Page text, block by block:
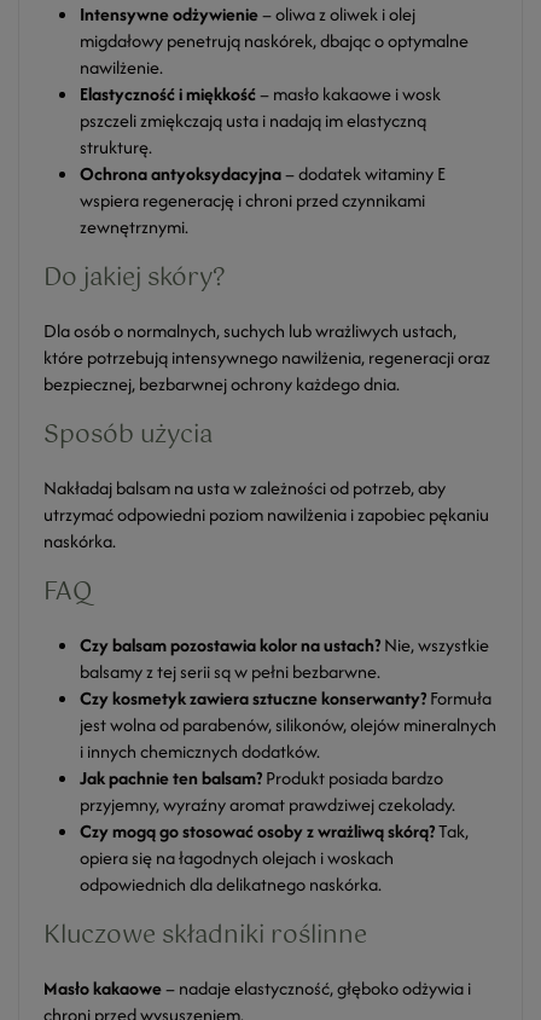
Intensywne odżywienie– oliwa z oliwek i olej
migdałowy penetrują naskórek, dbając o optymalne
nawilżenie.
Elastyczność i miękkość– masło kakaowe i wosk
pszczeli zmiękczają usta i nadają im elastyczną
strukturę.
Ochrona antyoksydacyjna– dodatek witaminy E
wspiera regenerację i chroni przed czynnikami
zewnętrznymi.
Do jakiej skóry?
Dla osób o normalnych, suchych lub wrażliwych ustach,
które potrzebują intensywnego nawilżenia, regeneracji oraz
bezpiecznej, bezbarwnej ochrony każdego dnia.
Sposób użycia
Nakładaj balsam na usta w zależności od potrzeb, aby
utrzymać odpowiedni poziom nawilżenia i zapobiec pękaniu
naskórka.
FAQ
Czy balsam pozostawia kolor na ustach?Nie, wszystkie
balsamy z tej serii są w pełni bezbarwne.
Czy kosmetyk zawiera sztuczne konserwanty?Formuła
jest wolna od parabenów, silikonów, olejów mineralnych
i innych chemicznych dodatków.
Jak pachnie ten balsam?Produkt posiada bardzo
przyjemny, wyraźny aromat prawdziwej czekolady.
Czy mogą go stosować osoby z wrażliwą skórą?Tak,
opiera się na łagodnych olejach i woskach
odpowiednich dla delikatnego naskórka.
Kluczowe składniki roślinne
Masło kakaowe– nadaje elastyczność, głęboko odżywia i
chroni przed wysuszeniem.